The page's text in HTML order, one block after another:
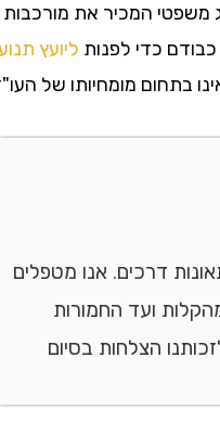
המכיר את מורכבות
כדי לפנותליועץ תנועה
מומחיותו של העו"ד.
דרכים. אנו מטפלים
ועד החמורות
הצלחות בסיום